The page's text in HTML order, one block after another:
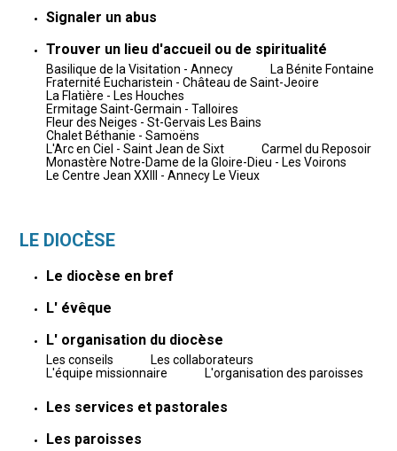
Signaler un abus
Trouver un lieu d'accueil ou de spiritualité
Basilique de la Visitation - Annecy
La Bénite Fontaine
Fraternité Eucharistein - Château de Saint-Jeoire
La Flatière - Les Houches
Ermitage Saint-Germain - Talloires
Fleur des Neiges - St-Gervais Les Bains
Chalet Béthanie - Samoëns
L'Arc en Ciel - Saint Jean de Sixt
Carmel du Reposoir
Monastère Notre-Dame de la Gloire-Dieu - Les Voirons
Le Centre Jean XXIII - Annecy Le Vieux
LE DIOCÈSE
Le diocèse en bref
L' évêque
L' organisation du diocèse
Les conseils
Les collaborateurs
L'équipe missionnaire
L'organisation des paroisses
Les services et pastorales
Les paroisses